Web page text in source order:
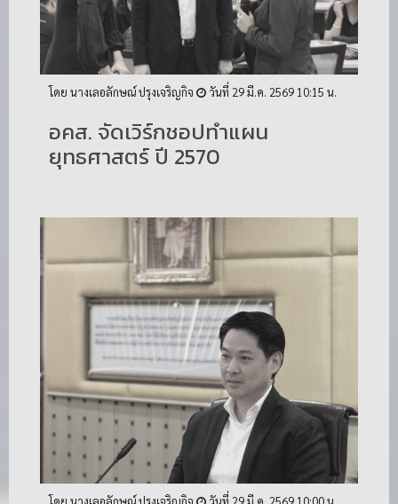
โดย นางเลอลักษณ์ ปรุงเจริญกิจ วันที่ 29 มี.ค. 2569 10:15 น.
อคส. จัดเวิร์กชอปทำแผน
ยุทธศาสตร์ ปี 2570
โดย นางเลอลักษณ์ ปรุงเจริญกิจ วันที่ 29 มี.ค. 2569 10:00 น.